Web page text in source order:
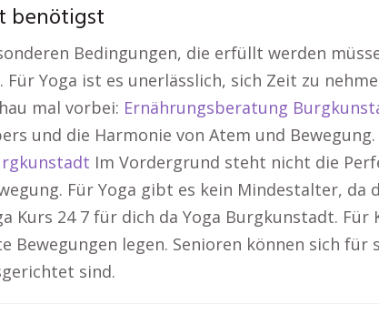
benötigst
Bedingungen, die erfüllt werden
Yoga ist es unerlässlich, sich Zeit zu
mal vorbei: Ernährungsberatung
und die Harmonie von Atem und
Im Vordergrund steht nicht die
Für Yoga gibt es kein Mindestalter,
Kurs 24 7 für dich da Yoga Burgkunstadt.
Bewegungen legen. Senioren können sich für
sind.